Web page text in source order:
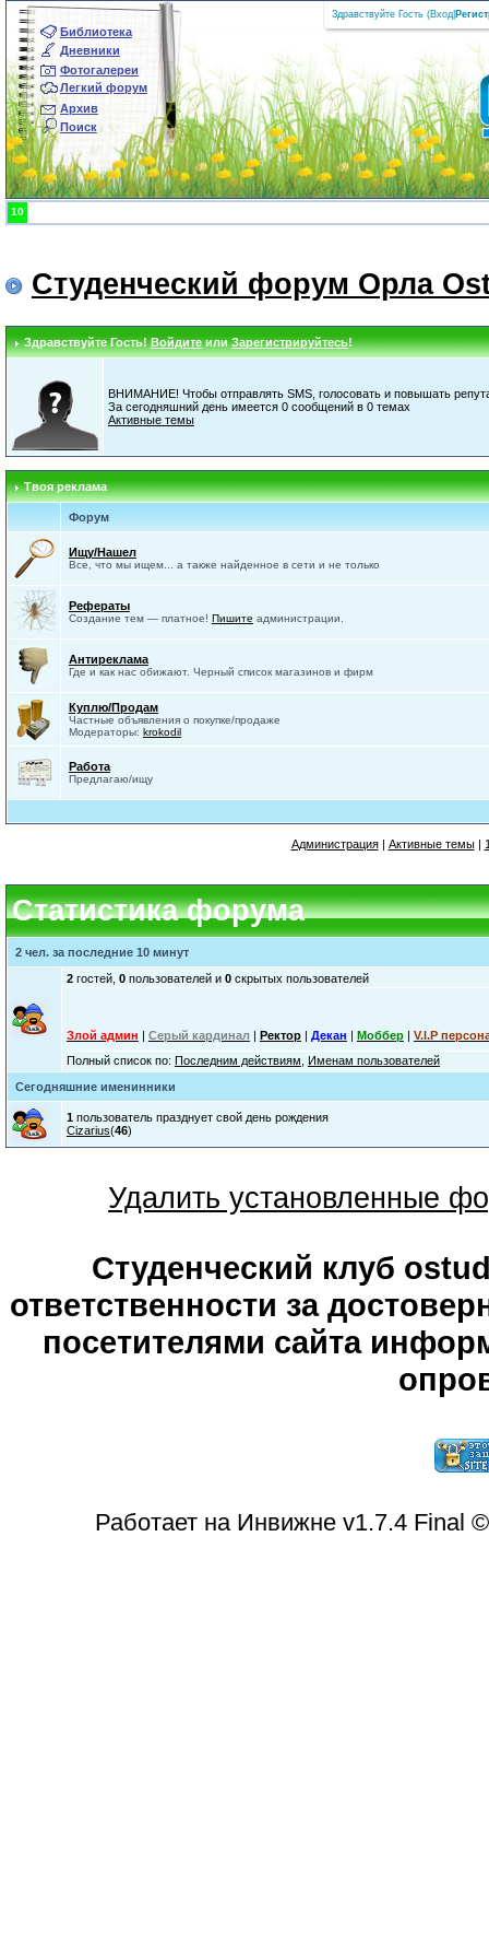
Библиотека
Дневники
Фотогалереи
Легкий форум
Архив
Поиск
Здравствуйте Гость (Вход
10
Студенческий форум Орла
Здравствуйте Гость!ВойдитеилиЗарегистрируйтесь!
ВНИМАНИЕ! Чтобы отправлять SMS, голосовать и повышать
За сегодняшний день имеется 0 сообщений в 0 темах
Активные темы
Твоя реклама
Форум
Ищу/Нашел
Все, что мы ищем... а также найденное в сети и не только
Рефераты
Создание тем — платное! Пишите администрации.
Антиреклама
Где и как нас обижают. Черный список магазинов и фирм
Куплю/Продам
Частные объявления о покупке/продаже
Модераторы: krokodil
Работа
Предлагаю/ищу
Администрация| Активные темы|
Статистика форума
2 чел. за последние 10 минут
2гостей, 0пользователей и 0скрытых пользователей
Злой админ | Серый кардинал| Ректор| Декан | Моббер| V.I.P
Полный список по: Последним действиям Именам пользователей
Сегодняшние именинники
1пользователь празднует свой день рождения
Cizarius(46)
Удалить установленные
Студенческий клуб
ответственности за
посетителями сайта
Работает на Инвижне v1.7.4 Final